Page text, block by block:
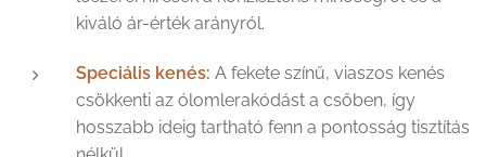
kiváló ár-érték arányról.
Speciális kenés: A fekete színű, viaszos kenés
csökkenti az ólomlerakódást a csőben, így
hosszabb ideig tartható fenn a pontosság tisztítás